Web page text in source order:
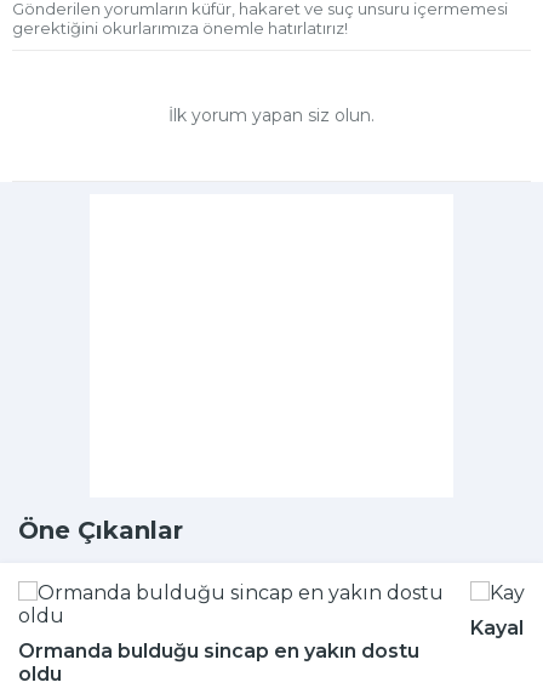
Gönderilen yorumların küfür, hakaret ve suç unsuru içermemesi
gerektiğini okurlarımıza önemle hatırlatırız!
İlk yorum yapan siz olun.
Öne Çıkanlar
Ormanda bulduğu sincap en yakın dostu
oldu